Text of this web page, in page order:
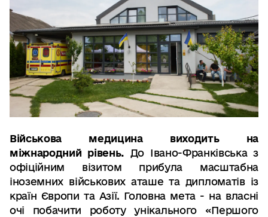
Військова медицина виходить на
міжнародний рівень. До Івано-Франківська з
офіційним візитом прибула масштабна
іноземних військових аташе та дипломатів із
країн Європи та Азії. Головна мета - на власні
очі побачити роботу унікального «Першого